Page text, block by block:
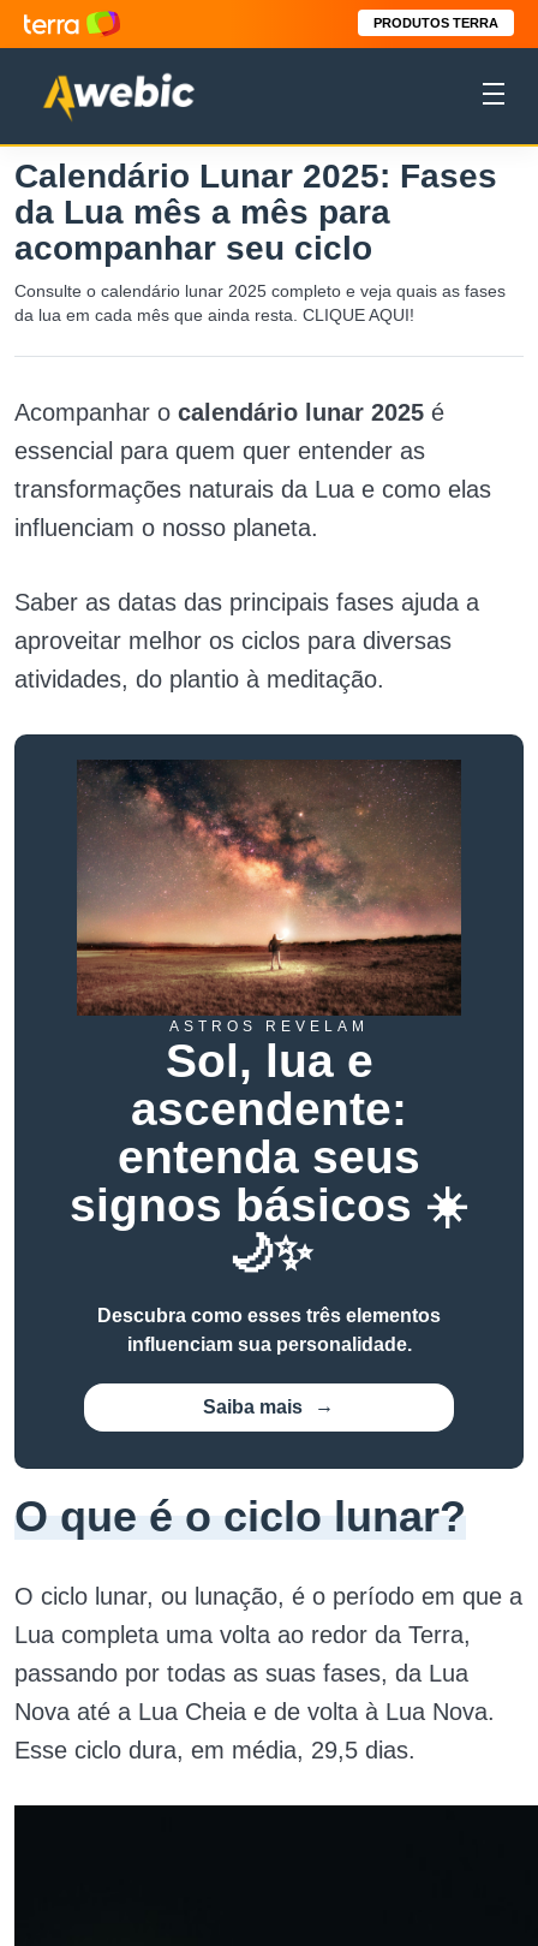
PRODUTOS TERRA
Calendário Lunar 2025: Fases
da Lua mês a mês para
acompanhar seu ciclo
Consulte o calendário lunar 2025 completo e veja quais as fases
da lua em cada mês que ainda resta. CLIQUE AQUI!
Acompanhar o calendário lunar 2025 é
essencial para quem quer entender as
transformações naturais da Lua e como elas
influenciam o nosso planeta.
Saber as datas das principais fases ajuda a
aproveitar melhor os ciclos para diversas
atividades, do plantio à meditação.
ASTROS REVELAM
Sol, lua e
ascendente:
entenda seus
signos básicos ☀️
🌙✨
Descubra como esses três elementos
influenciam sua personalidade.
Saiba mais
O que é o ciclo lunar?
O ciclo lunar, ou lunação, é o período em que a
Lua completa uma volta ao redor da Terra,
passando por todas as suas fases, da Lua
Nova até a Lua Cheia e de volta à Lua Nova.
Esse ciclo dura, em média, 29,5 dias.